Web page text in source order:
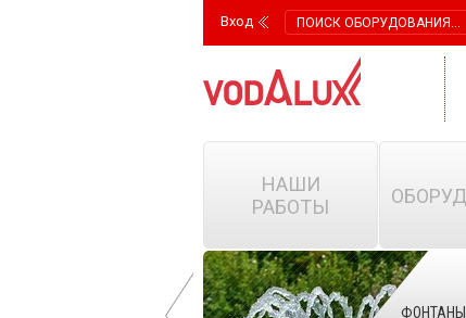
Вход
НАШИ
РАБОТЫ
ФОНТАНЫ